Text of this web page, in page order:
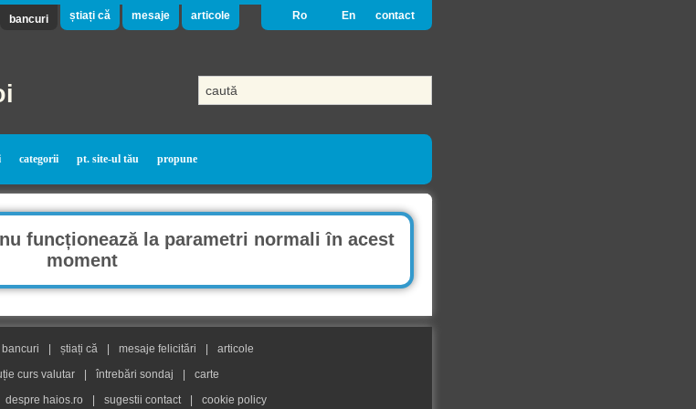
bancuri știați că mesaje articole Ro En contact
categorii pt. site-ul tău propune
funcționează la parametri normali în acest
moment
bancuri știați că mesaje felicitări
articole
curs valutar
întrebări sondaj
carte
despre haios.ro sugestii contact cookie policy